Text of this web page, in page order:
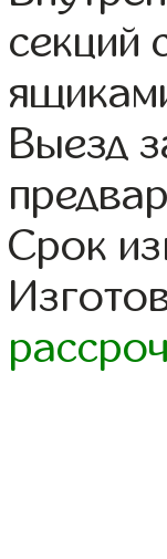
секций
Выезд
Срок